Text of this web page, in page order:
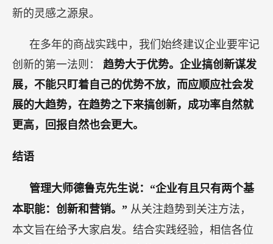
新的灵感之源泉。
在多年的商战实践中，我们始终建议企业要牢记
创新的第一法则： 趋势大于优势。企业搞创新谋发
展，不能只盯着自己的优势不放，而应顺应社会发
展的大趋势，在趋势之下来搞创新，成功率自然就
更高，回报自然也会更大。
结语
管理大师德鲁克先生说：“企业有且只有两个基
本职能：创新和营销。” 从关注趋势到关注方法，
本文旨在给予大家启发。结合实践经验，相信各位